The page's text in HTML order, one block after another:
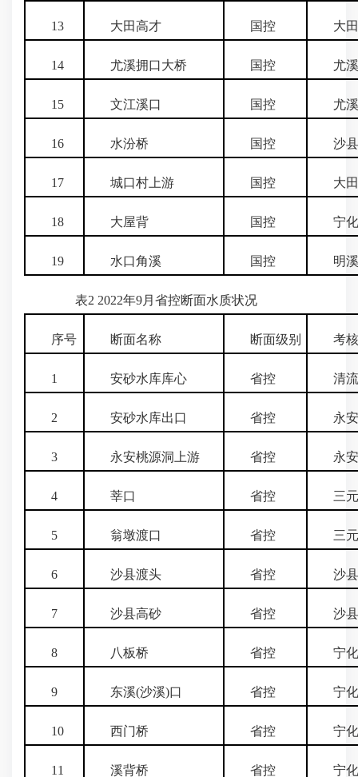
13 大田高才 国控 大田
14 尤溪拥口大桥 国控 尤溪
15 文江溪口 国控 尤溪
16 水汾桥 国控 沙县
17 城口村上游 国控 大田
18 大屋背 国控 宁化
19 水口角溪 国控 明溪
表2 2022年9月省控断面水质状况
序号 断面名称 断面级别 考核
1 安砂水库库心 省控 清流
2 安砂水库出口 省控 永安
3 永安桃源洞上游 省控 永安
4 莘口 省控 三元
5 翁墩渡口 省控 三元
6 沙县渡头 省控 沙县
7 沙县高砂 省控 沙县
8 八板桥 省控 宁化
9 东溪(沙溪)口 省控 宁化
10 西门桥 省控 宁化
11 溪背桥 省控 宁化